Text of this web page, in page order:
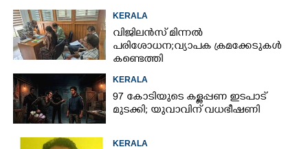
KERALA
വിജിലൻസ് മിന്നൽ
പരിശോധന; വ്യാപക ക്രമക്കേടുകൾ
കണ്ടെത്തി
KERALA
97 കോടിയുടെ കള്ളപ്പണ ഇടപാട്
മുടക്കി; യുവാവിന് വധഭീഷണി
KERALA